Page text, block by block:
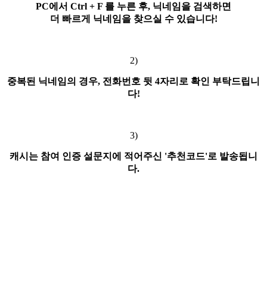
PC에서 Ctrl + F 를 누른 후, 닉네임을 검색하면
더 빠르게 닉네임을 찾으실 수 있습니다!
2)
중복된 닉네임의 경우, 전화번호 뒷 4자리로 확인 부탁드립니
다!
3)
캐시는 참여 인증 설문지에 적어주신 '추천코드'로 발송됩니
다.